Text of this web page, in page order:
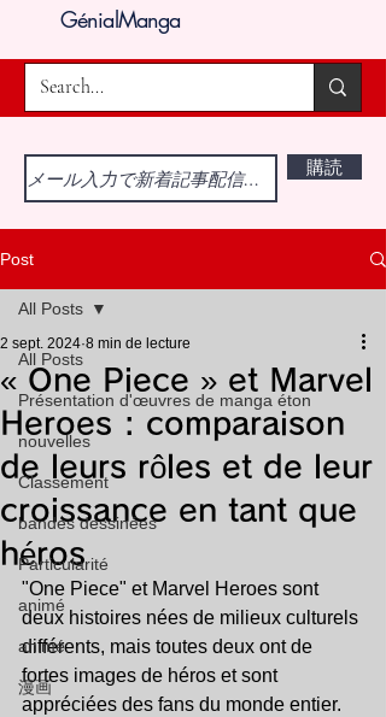
GénialManga
購読
Post
All Posts
Présentation d'œuvres de manga éton
nouvelles
Classement
bandes dessinées
Particularité
animé
animé
漫画
All Posts
« One Piece » et Marvel
Heroes : comparaison
de leurs rôles et de leur
croissance en tant que
héros
2 sept. 2024 8 min de lecture
"One Piece" et Marvel Heroes sont
deux histoires nées de milieux culturels
différents, mais toutes deux ont de
fortes images de héros et sont
appréciées des fans du monde entier.